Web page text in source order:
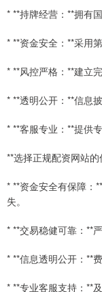
* **持牌经营：**拥有
* **资金安全：**采用
* **风控严格：**建立
* **透明公开：**信息
* **客服专业：**提供
**选择正规配资网站的
* **资金安全有保障：
失。
* **交易稳健可靠：**
* **信息透明公开：**
* **专业客服支持：**